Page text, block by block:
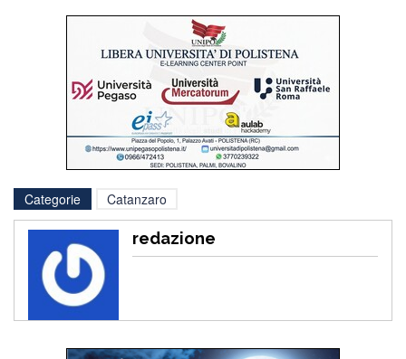
Categorie Catanzaro
redazione